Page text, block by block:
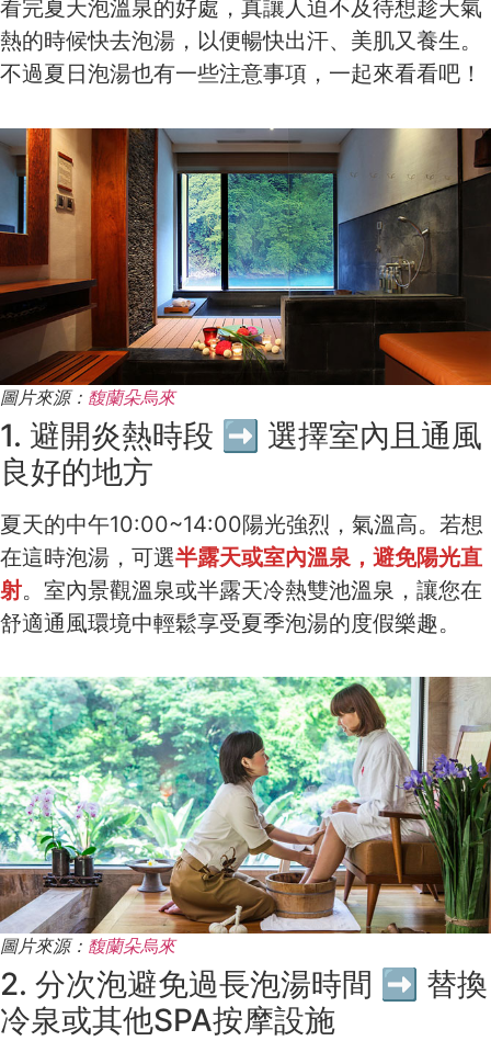
看完夏天泡溫泉的好處，真讓人迫不及待想趁天氣
熱的時候快去泡湯，以便暢快出汗、美肌又養生。
不過夏日泡湯也有一些注意事項，一起來看看吧！
圖片來源： 馥蘭朵烏來
1. 避開炎熱時段 ➡ 選擇室內且通風
良好的地方
夏天的中午10:00~14:00陽光強烈，氣溫高。若想
在這時泡湯，可選半露天或室內溫泉，避免陽光直
射。室內景觀溫泉或半露天冷熱雙池溫泉，讓您在
舒適通風環境中輕鬆享受夏季泡湯的度假樂趣。
圖片來源： 馥蘭朵烏來
2. 分次泡避免過長泡湯時間 ➡ 替換
冷泉或其他SPA按摩設施